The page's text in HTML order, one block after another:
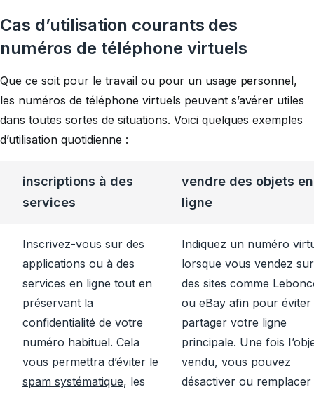
Cas d’utilisation courants des
numéros de téléphone virtuels
Que ce soit pour le travail ou pour un usage personnel,
les numéros de téléphone virtuels peuvent s’avérer utiles
dans toutes sortes de situations. Voici quelques exemples
d’utilisation quotidienne :
inscriptions à des
services
vendre des objets en
ligne
Inscrivez-vous sur des
applications ou à des
services en ligne tout en
préservant la
confidentialité de votre
numéro habituel. Cela
vous permettra d’éviter le
spam systématique, les
Indiquez un numéro
lorsque vous vendez sur
des sites comme
ou eBay afin pour éviter
partager votre ligne
principale. Une fois
vendu, vous pouvez
désactiver ou remplacer